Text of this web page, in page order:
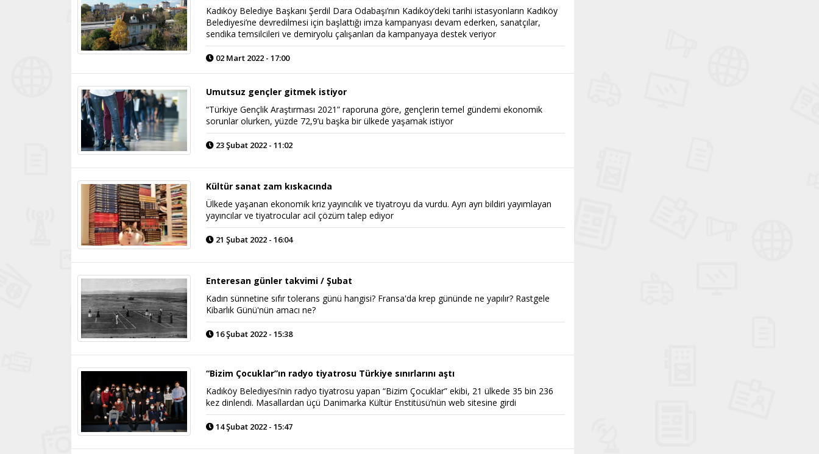
Kadıköy Belediye Başkanı Şerdil Dara Odabaşı’nın Kadıköy’deki tarihi istasyonların Kadıköy
Belediyesi’ne devredilmesi için başlattığı imza kampanyası devam ederken, sanatçılar,
sendika temsilcileri ve demiryolu çalışanları da kampanyaya destek veriyor
02 Mart 2022 - 17:00
Umutsuz gençler gitmek istiyor
“Türkiye Gençlik Araştırması 2021” raporuna göre, gençlerin temel gündemi ekonomik
sorunlar olurken, yüzde 72,9’u başka bir ülkede yaşamak istiyor
23 Şubat 2022 - 11:02
Kültür sanat zam kıskacında
Ülkede yaşanan ekonomik kriz yayıncılık ve tiyatroyu da vurdu. Ayrı ayrı bildiri yayımlayan
yayıncılar ve tiyatrocular acil çözüm talep ediyor
21 Şubat 2022 - 16:04
Enteresan günler takvimi / Şubat
Kadın sünnetine sıfır tolerans günü hangisi? Fransa'da krep gününde ne yapılır? Rastgele
Kibarlık Günü'nün amacı ne?
16 Şubat 2022 - 15:38
“Bizim Çocuklar”ın radyo tiyatrosu Türkiye sınırlarını aştı
Kadıköy Belediyesi’nin radyo tiyatrosu yapan “Bizim Çocuklar” ekibi, 21 ülkede 35 bin 236
kez dinlendi. Masallardan üçü Danimarka Kültür Enstitüsü’nün web sitesine girdi
14 Şubat 2022 - 15:47